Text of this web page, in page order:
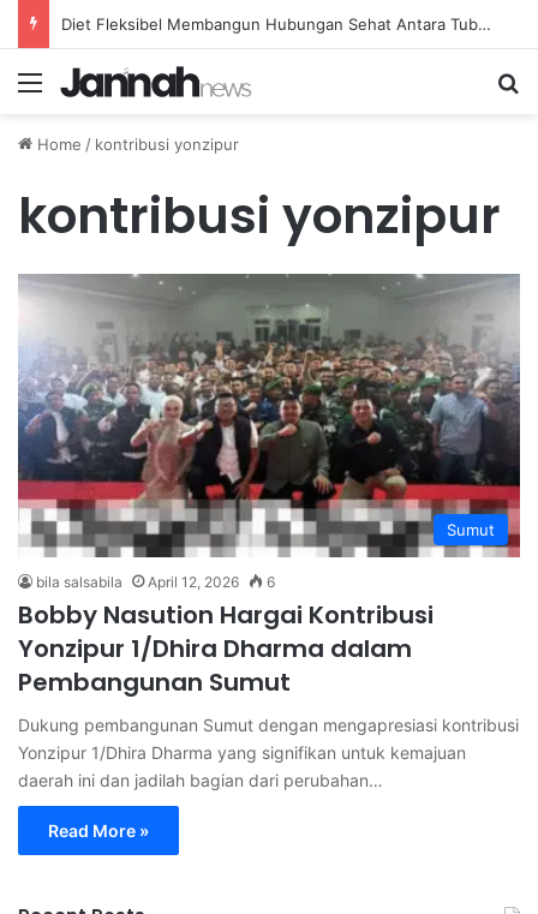
Diet Fleksibel Membangun Hubungan Sehat Antara Tubuh dan Makanan Sehari-hari
Menu
Home / kontribusi yonzipur
kontribusi yonzipur
Sumut
bila salsabila April 12, 2026 6
Bobby Nasution Hargai Kontribusi
Yonzipur 1/Dhira Dharma dalam
Pembangunan Sumut
Dukung pembangunan Sumut dengan mengapresiasi kontribusi
Yonzipur 1/Dhira Dharma yang signifikan untuk kemajuan
daerah ini dan jadilah bagian dari perubahan…
Read More »